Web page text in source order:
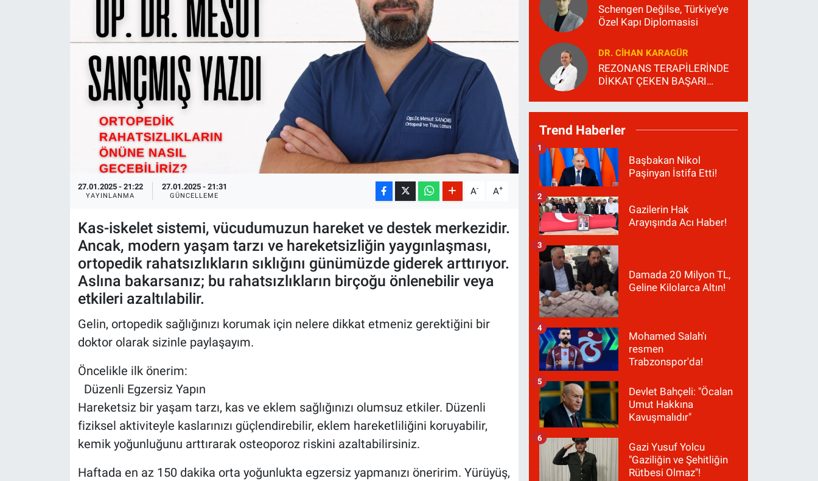
27.01.2025 - 21:22
YAYINLANMA
27.01.2025 - 21:31
GÜNCELLEME A- A+
Kas-iskelet sistemi, vücudumuzun hareket ve destek merkezidir.
Ancak, modern yaşam tarzı ve hareketsizliğin yaygınlaşması,
ortopedik rahatsızlıkların sıklığını günümüzde giderek arttırıyor.
Aslına bakarsanız; bu rahatsızlıkların birçoğu önlenebilir veya
etkileri azaltılabilir.
Gelin, ortopedik sağlığınızı korumak için nelere dikkat etmeniz gerektiğini bir
doktor olarak sizinle paylaşayım.
Öncelikle ilk önerim:
Düzenli Egzersiz Yapın
Hareketsiz bir yaşam tarzı, kas ve eklem sağlığınızı olumsuz etkiler. Düzenli
fiziksel aktiviteyle kaslarınızı güçlendirebilir, eklem hareketliliğini koruyabilir,
kemik yoğunluğunu arttırarak osteoporoz riskini azaltabilirsiniz.
Haftada en az 150 dakika orta yoğunlukta egzersiz yapmanızı öneririm. Yürüyüş,
Schengen Değilse, Türkiye’ye
Özel Kapı Diplomasisi
DR. CIHAN KARAGÜR
REZONANS TERAPİLERİNDE
DİKKAT ÇEKEN BAŞARI
Trend Haberler
Başbakan Nikol
Paşinyan İstifa Etti!
1
Gazilerin Hak
Arayışında Acı Haber!
2
Damada 20 Milyon TL,
Geline Kilolarca Altın!
3
Mohamed Salah'ı
resmen
Trabzonspor'da!
4
Devlet Bahçeli: "Öcalan
Umut Hakkına
Kavuşmalıdır"
5
Gazi Yusuf Yolcu
"Gaziliğin ve Şehitliğin
Rütbesi Olmaz"!
6